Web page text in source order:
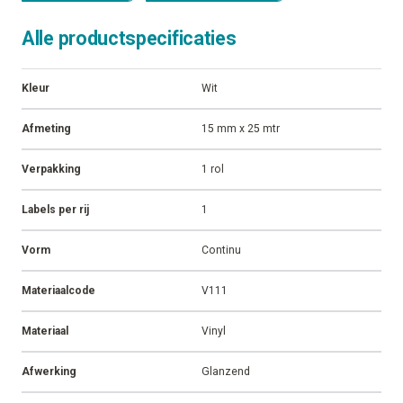
Alle productspecificaties
Kleur Wit
Afmeting 15 mm x 25 mtr
Verpakking 1 rol
Labels per rij 1
Vorm Continu
Materiaalcode V111
Materiaal Vinyl
Afwerking Glanzend